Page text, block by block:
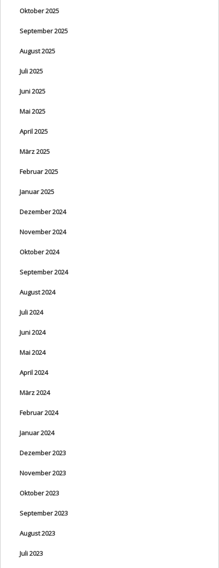
Oktober 2025
September 2025
August 2025
Juli 2025
Juni 2025
Mai 2025
April 2025
März 2025
Februar 2025
Januar 2025
Dezember 2024
November 2024
Oktober 2024
September 2024
August 2024
Juli 2024
Juni 2024
Mai 2024
April 2024
März 2024
Februar 2024
Januar 2024
Dezember 2023
November 2023
Oktober 2023
September 2023
August 2023
Juli 2023